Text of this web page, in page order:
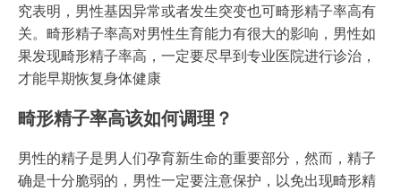
究表明，男性基因异常或者发生突变也可畸形精子率高有
关。畸形精子率高对男性生育能力有很大的影响，男性如
果发现畸形精子率高，一定要尽早到专业医院进行诊治，
才能早期恢复身体健康
畸形精子率高该如何调理？
男性的精子是男人们孕育新生命的重要部分，然而，精子
确是十分脆弱的，男性一定要注意保护，以免出现畸形精